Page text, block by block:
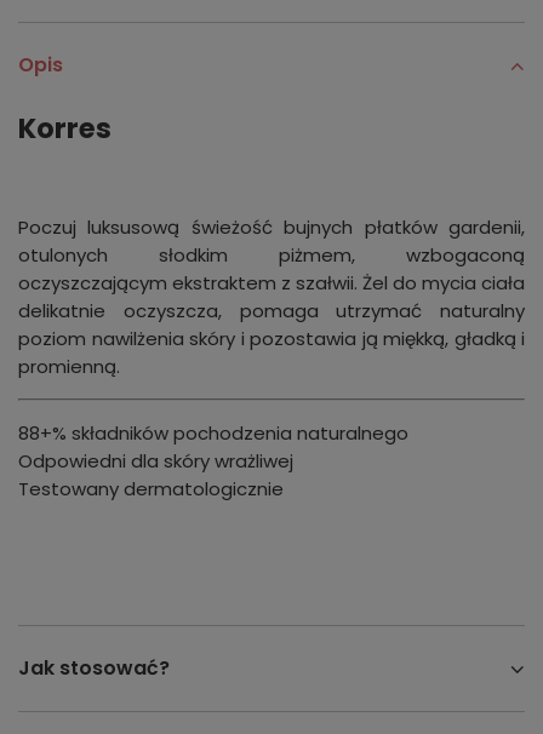
Opis
Korres
Poczuj luksusową świeżość bujnych płatków gardenii,
otulonych słodkim piżmem, wzbogaconą
oczyszczającym ekstraktem z szałwii. Żel do mycia ciała
delikatnie oczyszcza, pomaga utrzymać naturalny
poziom nawilżenia skóry i pozostawia ją miękką, gładką i
promienną.
88+% składników pochodzenia naturalnego
Odpowiedni dla skóry wrażliwej
Testowany dermatologicznie
Jak stosować?